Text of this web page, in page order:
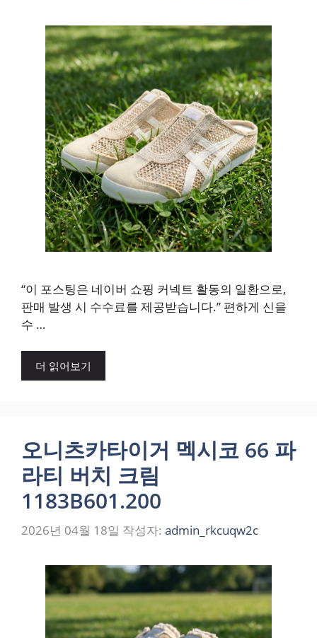
“이 포스팅은 네이버 쇼핑 커넥트 활동의 일환으로,
판매 발생 시 수수료를 제공받습니다.” 편하게 신을
수 …
더 읽어보기
오니츠카타이거 멕시코 66 파
라티 버치 크림
1183B601.200
2026년 04월 18일 작성자: admin_rkcuqw2c